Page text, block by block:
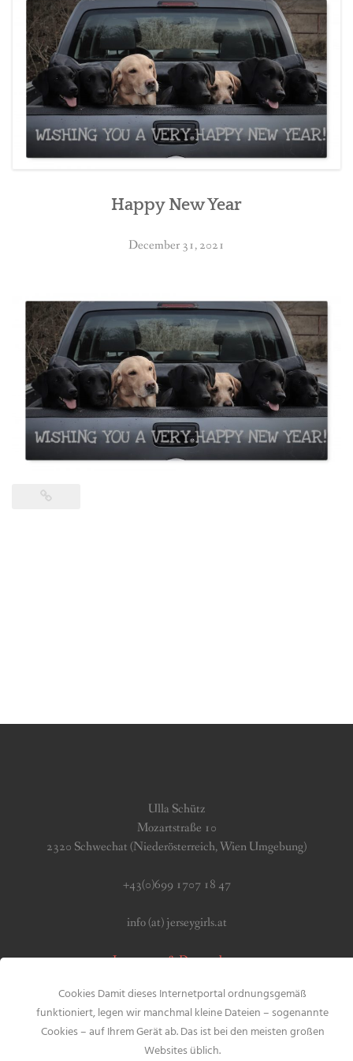
BREEDING
CONTACT
Happy New Year
December 31, 2021
Ulla Schütz
Mozartstraße 10
2320 Schwechat (Niederösterreich, Wien Umgebung)
+43(0)699 1707 18 47
info (at) jerseygirls.at
Impressum & Datenschutz
Cookies Damit dieses Internetportal ordnungsgemäß
funktioniert, legen wir manchmal kleine Dateien – sogenannte
Cookies – auf Ihrem Gerät ab. Das ist bei den meisten großen
Websites üblich.